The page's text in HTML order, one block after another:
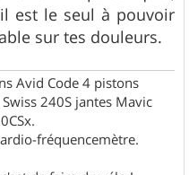
est le seul à pouvoir
sur tes douleurs.
Avid Code 4 pistons
240S jantes Mavic
fréquencemètre.